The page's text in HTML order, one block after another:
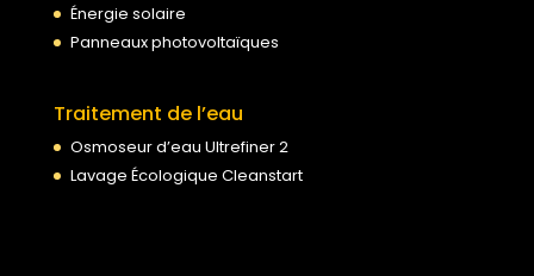
Énergie solaire
Panneaux photovoltaïques
Traitement de l’eau
Osmoseur d’eau Ultrefiner 2
Lavage Écologique Cleanstart